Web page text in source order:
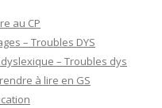
au CP
– Troubles DYS
– Troubles dys
à lire en GS